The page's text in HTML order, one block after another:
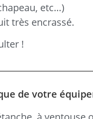
etc…)
très encrassé.
!
de votre